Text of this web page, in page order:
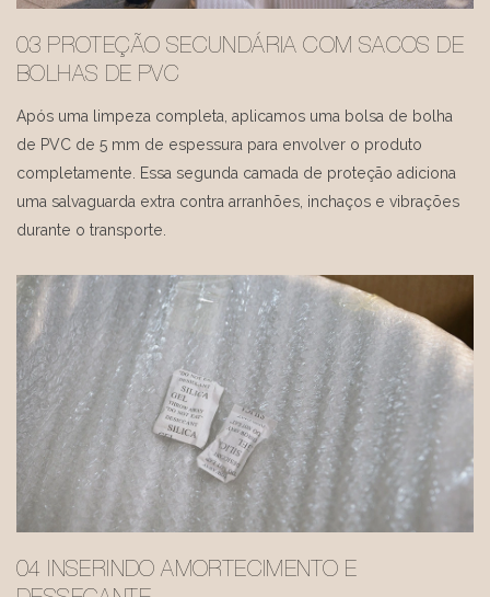
03 PROTEÇÃO SECUNDÁRIA COM SACOS DE
BOLHAS DE PVC
Após uma limpeza completa, aplicamos uma bolsa de bolha
de PVC de 5 mm de espessura para envolver o produto
completamente. Essa segunda camada de proteção adiciona
uma salvaguarda extra contra arranhões, inchaços e vibrações
durante o transporte.
04 INSERINDO AMORTECIMENTO E